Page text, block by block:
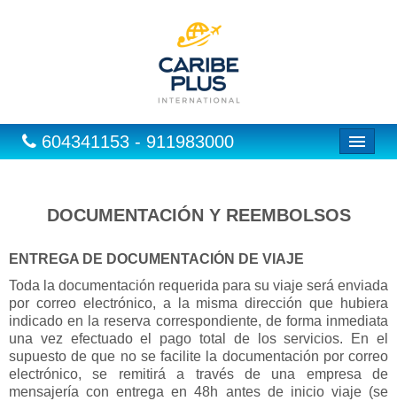
604341153 - 911983000
Vuelos
Excursiones
Vuelo + Hotel
Europa
Paquetes
DOCUMENTACIÓN Y REEMBOLSOS
ENTREGA DE DOCUMENTACIÓN DE VIAJE
Toda la documentación requerida para su viaje será enviada
por correo electrónico, a la misma dirección que hubiera
indicado en la reserva correspondiente, de forma inmediata
una vez efectuado el pago total de los servicios. En el
supuesto de que no se facilite la documentación por correo
electrónico, se remitirá a través de una empresa de
mensajería con entrega en 48h antes de inicio viaje (se